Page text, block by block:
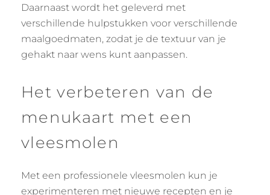
Daarnaast wordt het geleverd met
verschillende hulpstukken voor verschillende
maalgoedmaten, zodat je de textuur van je
gehakt naar wens kunt aanpassen.
Het verbeteren van de
menukaart met een
vleesmolen
Met een professionele vleesmolen kun je
experimenteren met nieuwe recepten en je